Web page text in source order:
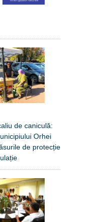
de caniculă:
Orhei
de protecție